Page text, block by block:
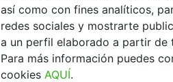
así como con fines analíticos,
redes sociales y mostrarte
a un perfil elaborado a partir de
Para más información puedes
cookies AQUÍ.